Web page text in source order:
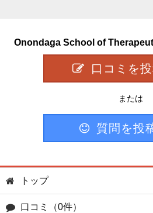
Onondaga School of
口コミを
または
質問を投
トップ
口コミ（0件）